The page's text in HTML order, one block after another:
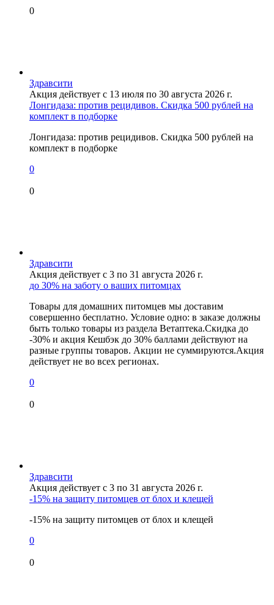
0
Здравсити
Акция действует с 13 июля по 30 августа 2026 г.
Лонгидаза: против рецидивов. Скидка 500 рублей на
комплект в подборке
Лонгидаза: против рецидивов. Скидка 500 рублей на
комплект в подборке
0
0
Здравсити
Акция действует с 3 по 31 августа 2026 г.
до 30% на заботу о ваших питомцах
Товары для домашних питомцев мы доставим
совершенно бесплатно. Условие одно: в заказе должны
быть только товары из раздела Ветаптека.Скидка до
-30% и акция Кешбэк до 30% баллами действуют на
разные группы товаров. Акции не суммируются.Акция
действует не во всех регионах.
0
0
Здравсити
Акция действует с 3 по 31 августа 2026 г.
-15% на защиту питомцев от блох и клещей
-15% на защиту питомцев от блох и клещей
0
0